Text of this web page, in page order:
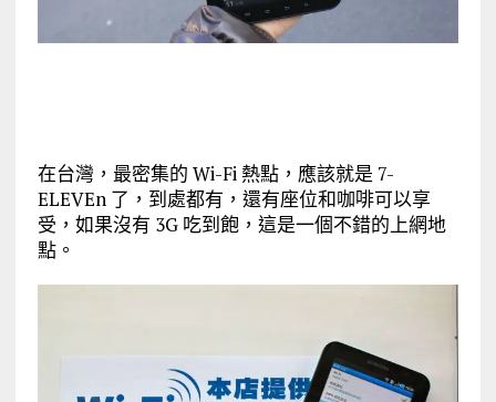
在台灣，最密集的 Wi-Fi 熱點，應該就是 7-
ELEVEn 了，到處都有，還有座位和咖啡可以享
受，如果沒有 3G 吃到飽，這是一個不錯的上網地
點。